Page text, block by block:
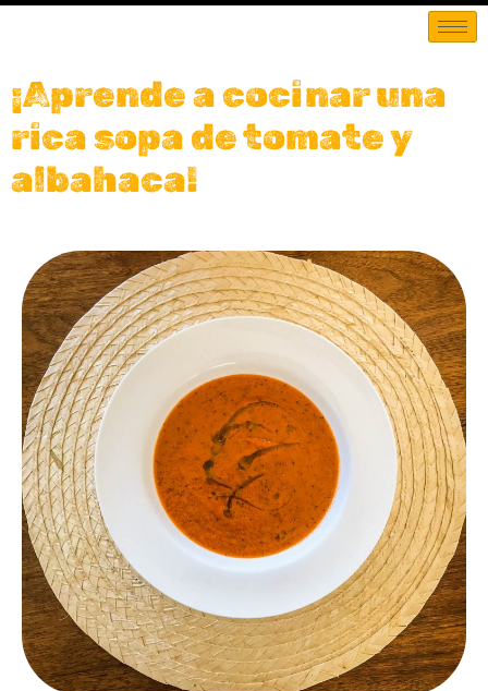
¡Aprende a cocinar una
rica sopa de tomate y
albahaca!